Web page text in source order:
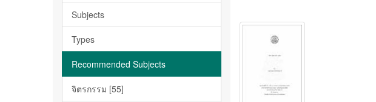
Subjects
Types
Recommended Subjects
จิตรกรรม [55]